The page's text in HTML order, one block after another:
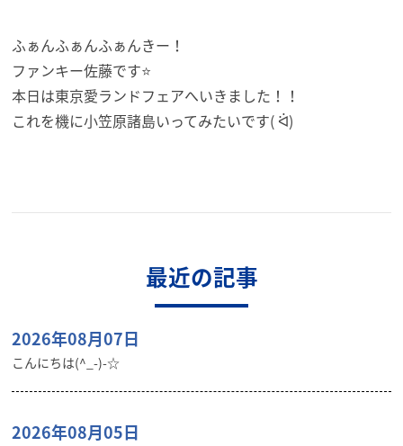
ふぁんふぁんふぁんきー！
ファンキー佐藤です⭐
本日は東京愛ランドフェアへいきました！！
これを機に小笠原諸島いってみたいです( ᐛ)
最近の記事
2026年08月07日
こんにちは(^_-)-☆
2026年08月05日